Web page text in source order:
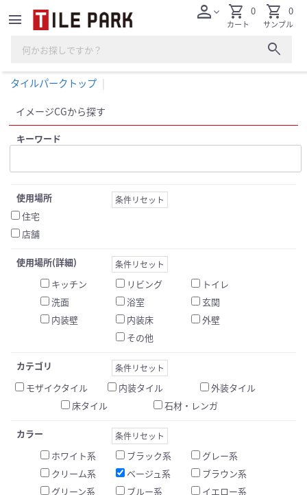
menu
search
personexpand_more shopping_cart
カート
0 shopping_cart
サンプル
0
タイルパークトップ
イメージCGから探す
キーワード
使用場所 条件リセット
住宅
店舗
使用場所(詳細) 条件リセット
キッチン リビング
トイレ
洗面
浴室
玄関
内装壁
内装床
外壁
その他
カテゴリ 条件リセット
モザイクタイル 内装タイル
外装タイル
床タイル
石材・レンガ
カラー 条件リセット
ホワイト系 ブラック系
グレー系
クリーム系
ベージュ系
ブラウン系
グリーン系
ブルー系
イエロー系